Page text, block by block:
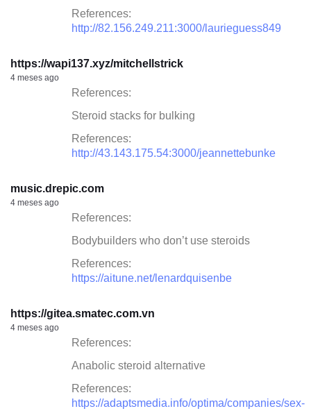
References:
http://82.156.249.211:3000/laurieguess849
https://wapi137.xyz/mitchellstrick
4 meses ago
References:
Steroid stacks for bulking
References:
http://43.143.175.54:3000/jeannettebunke
music.drepic.com
4 meses ago
References:
Bodybuilders who don’t use steroids
References:
https://aitune.net/lenardquisenbe
https://gitea.smatec.com.vn
4 meses ago
References:
Anabolic steroid alternative
References:
https://adaptsmedia.info/optima/companies/sex-